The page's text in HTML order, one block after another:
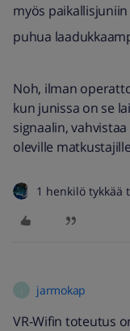
myös
puhua
Noh, ilman
kun junissa on se
signaalin,
oleville
1 henkilö tykkää
jarmokap
VR-Wifin toteutus